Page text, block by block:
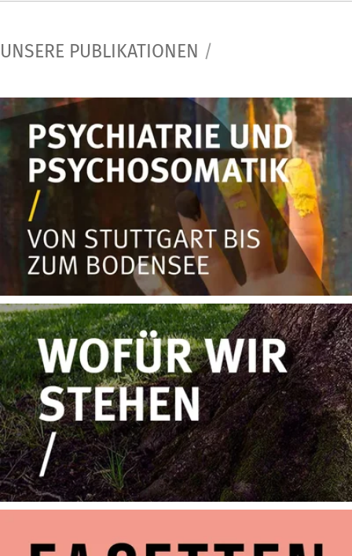
UNSERE PUBLIKATIONEN /